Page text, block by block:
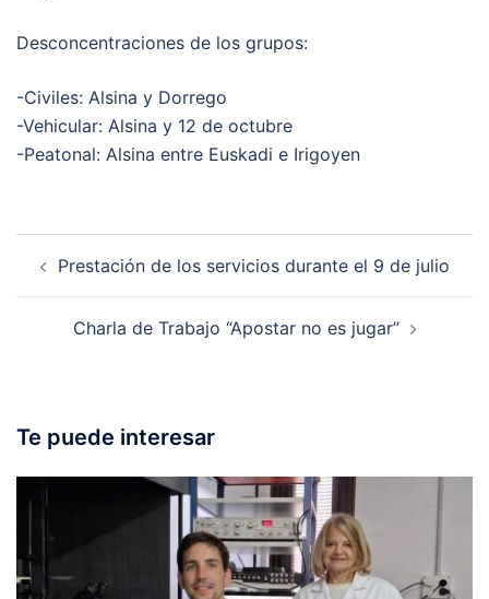
Desconcentraciones de los grupos:
-Civiles: Alsina y Dorrego
-Vehicular: Alsina y 12 de octubre
-Peatonal: Alsina entre Euskadi e Irigoyen
navigation
Prestación de los servicios durante el 9 de julio
Charla de Trabajo “Apostar no es jugar”
Te puede interesar